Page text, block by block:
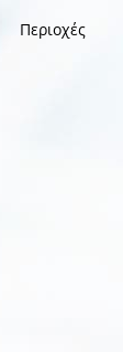
Περιοχές